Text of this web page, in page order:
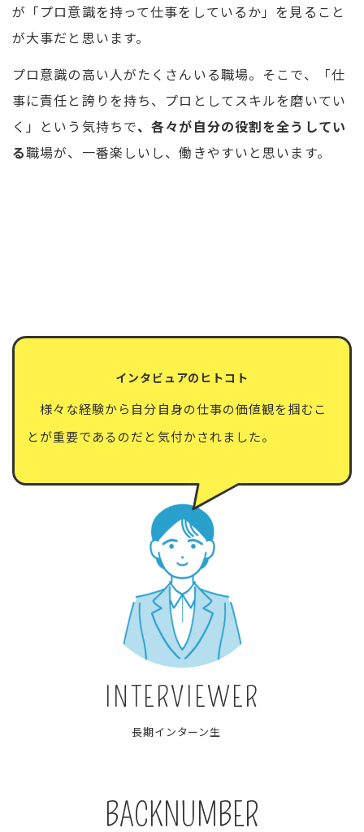
が「プロ意識を持って仕事をしているか」を見ること
が大事だと思います。
プロ意識の高い人がたくさんいる職場。そこで、「仕
事に責任と誇りを持ち、プロとしてスキルを磨いてい
く」という気持ちで、各々が自分の役割を全うしてい
る職場が、一番楽しいし、働きやすいと思います。
インタビュアのヒトコト
様々な経験から自分自身の仕事の価値観を掴むこ
とが重要であるのだと気付かされました。
INTERVIEWER
長期インターン生
BACKNUMBER